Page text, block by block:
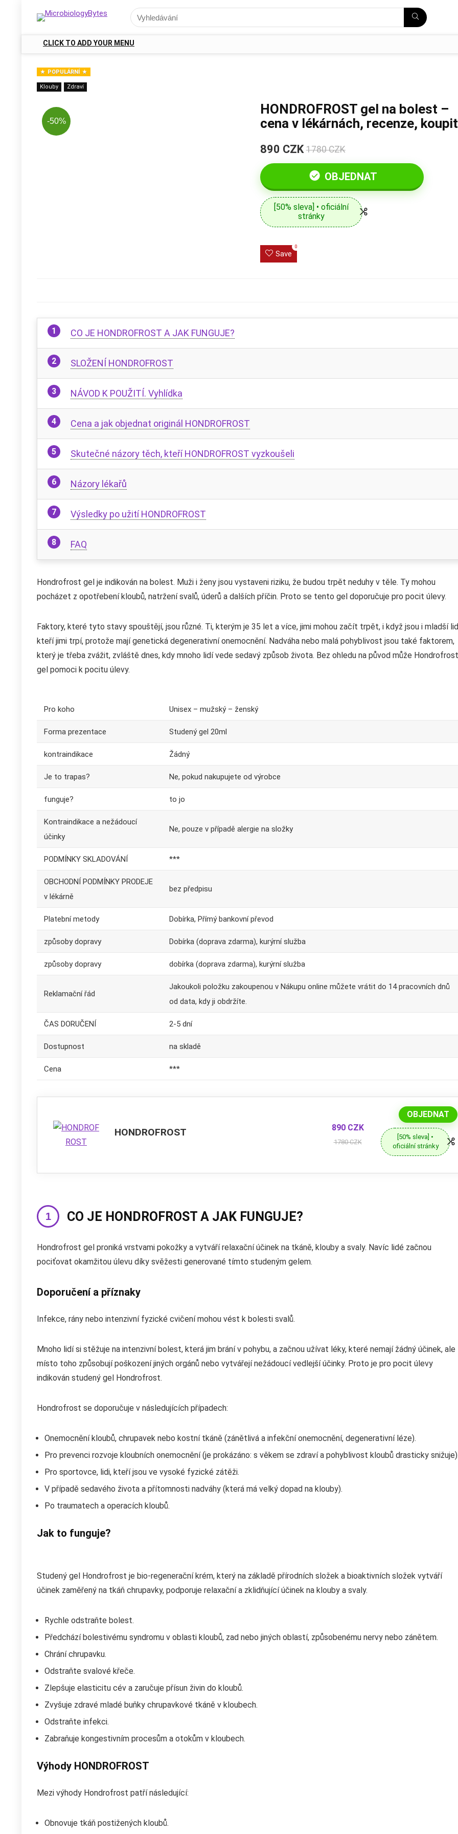
CLICK TO ADD YOUR MENU
POPULÁRNÍ
Klouby Zdraví
-50%
HONDROFROST gel na bolest –
cena v lékárnách, recenze, koupit
890 CZK 1780 CZK
OBJEDNAT
[50% sleva] • oficiální
stránky
Save
0
CO JE HONDROFROST A JAK FUNGUJE?
SLOŽENÍ HONDROFROST
NÁVOD K POUŽITÍ. Vyhlídka
Cena a jak objednat originál HONDROFROST
Skutečné názory těch, kteří HONDROFROST vyzkoušeli
Názory lékařů
Výsledky po užití HONDROFROST
FAQ
Hondrofrost gel je indikován na bolest. Muži i ženy jsou vystaveni riziku, že budou trpět neduhy v těle. Ty mohou
pocházet z opotřebení kloubů, natržení svalů, úderů a dalších příčin. Proto se tento gel doporučuje pro pocit úlevy.
Faktory, které tyto stavy spouštějí, jsou různé. Ti, kterým je 35 let a více, jimi mohou začít trpět, i když jsou i mladší
kteří jimi trpí, protože mají genetická degenerativní onemocnění. Nadváha nebo malá pohyblivost jsou také faktorem,
který je třeba zvážit, zvláště dnes, kdy mnoho lidí vede sedavý způsob života. Bez ohledu na původ může Hondrofrost
gel pomoci k pocitu úlevy.
Pro koho Unisex – mužský – ženský
Forma prezentace Studený gel 20ml
kontraindikace Žádný
Je to trapas? Ne, pokud nakupujete od výrobce
funguje? to jo
Kontraindikace a nežádoucí
účinky
Ne, pouze v případě alergie na složky
PODMÍNKY SKLADOVÁNÍ ***
OBCHODNÍ PODMÍNKY PRODEJE
v lékárně
bez předpisu
Platební metody Dobírka, Přímý bankovní převod
způsoby dopravy Dobírka (doprava zdarma), kurýrní služba
způsoby dopravy dobírka (doprava zdarma), kurýrní služba
Reklamační řád
Jakoukoli položku zakoupenou v Nákupu online můžete vrátit do 14 pracovních dnů
od data, kdy ji obdržíte.
ČAS DORUČENÍ 2-5 dní
Dostupnost na skladě
Cena ***
HONDROFROST 890 CZK
1780 CZK
OBJEDNAT
[50% sleva] •
oficiální stránky
CO JE HONDROFROST A JAK FUNGUJE?
Hondrofrost gel proniká vrstvami pokožky a vytváří relaxační účinek na tkáně, klouby a svaly. Navíc lidé začnou
pociťovat okamžitou úlevu díky svěžesti generované tímto studeným gelem.
Doporučení a příznaky
Infekce, rány nebo intenzivní fyzické cvičení mohou vést k bolesti svalů.
Mnoho lidí si stěžuje na intenzivní bolest, která jim brání v pohybu, a začnou užívat léky, které nemají žádný účinek, ale
místo toho způsobují poškození jiných orgánů nebo vytvářejí nežádoucí vedlejší účinky. Proto je pro pocit úlevy
indikován studený gel Hondrofrost.
Hondrofrost se doporučuje v následujících případech:
Onemocnění kloubů, chrupavek nebo kostní tkáně (zánětlivá a infekční onemocnění, degenerativní léze).
Pro prevenci rozvoje kloubních onemocnění (je prokázáno: s věkem se zdraví a pohyblivost kloubů drasticky
Pro sportovce, lidi, kteří jsou ve vysoké fyzické zátěži.
V případě sedavého života a přítomnosti nadváhy (která má velký dopad na klouby).
Po traumatech a operacích kloubů.
Jak to funguje?
Studený gel Hondrofrost je bio-regenerační krém, který na základě přírodních složek a bioaktivních složek vytváří
účinek zaměřený na tkáň chrupavky, podporuje relaxační a zklidňující účinek na klouby a svaly.
Rychle odstraňte bolest.
Předchází bolestivému syndromu v oblasti kloubů, zad nebo jiných oblastí, způsobenému nervy nebo zánětem.
Chrání chrupavku.
Odstraňte svalové křeče.
Zlepšuje elasticitu cév a zaručuje přísun živin do kloubů.
Zvyšuje zdravé mladé buňky chrupavkové tkáně v kloubech.
Odstraňte infekci.
Zabraňuje kongestivním procesům a otokům v kloubech.
Výhody HONDROFROST
Mezi výhody Hondrofrost patří následující:
Obnovuje tkáň postižených kloubů.